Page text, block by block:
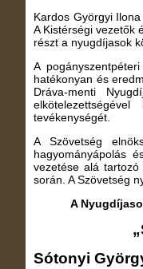
Kardos Györgyi
A Kistérségi vezetők
részt a nyugdíjasok
A
hatékonyan és
Dráva-menti
tevékenységét.
A Szövetség
hagyományápolás
vezetése alá
során. A Szövetség
A
Sótonyi